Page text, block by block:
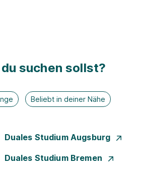
suchen sollst?
Beliebt in deiner Nähe
Duales Studium Augsburg
Duales Studium Bremen